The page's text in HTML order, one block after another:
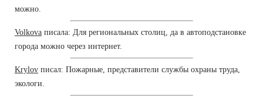
можно.
Volkova писала: Для региональных столиц, да в автоподстановке
города можно через интернет.
Krylov писал: Пожарные, представители службы охраны труда,
экологи.